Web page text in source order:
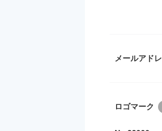
メールアド
ロゴマーク